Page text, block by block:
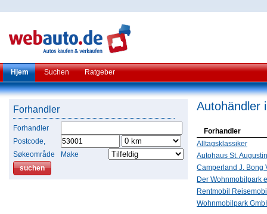
Hjem Suchen Ratgeber
Forhandler
Forhandler
Postcode,
Søkeområde
Make
Autohändler
Forhandler
Alltagsklassiker
Autohaus St. Augustin
Camperland J. Bong
Der Wohnmobilpark
Rentmobil
Wohnmobilpark